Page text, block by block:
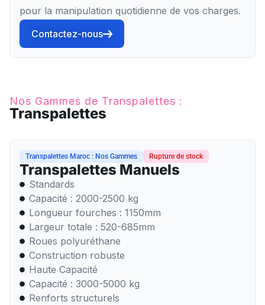
pour la manipulation quotidienne de vos charges.
Contactez-nous
Nos Gammes de Transpalettes :
Transpalettes
Transpalettes Maroc : Nos Gammes Rupture de stock
Transpalettes Manuels
Standards
Capacité : 2000-2500 kg
Longueur fourches : 1150mm
Largeur totale : 520-685mm
Roues polyuréthane
Construction robuste
Haute Capacité
Capacité : 3000-5000 kg
Renforts structurels